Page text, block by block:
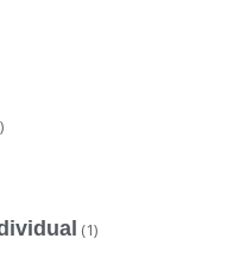
(1)